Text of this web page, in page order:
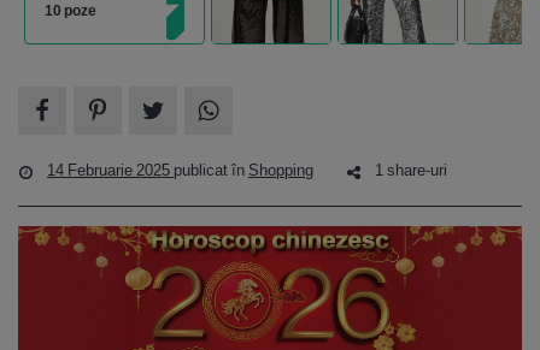
10 poze
14 Februarie 2025 publicat în Shopping 1 share-uri